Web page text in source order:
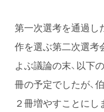
第一次選考を通過し
作を選ぶ第二次選考
よぶ議論の末、以下
冊の予定でしたが、
２冊増やすことにし